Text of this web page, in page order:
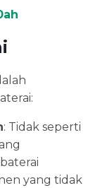
: Tidak seperti
yang tidak